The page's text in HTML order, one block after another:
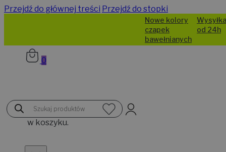
Przejdź do głównej treści Przejdź do stopki
Nowe kolory
czapek
bawełnianych
Wysyłka
od 24h
Wyszukiwarka
produktów
0
Brak
produktów
w koszyku.